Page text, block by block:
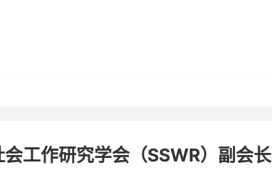
工作研究学会（SSWR）副会长